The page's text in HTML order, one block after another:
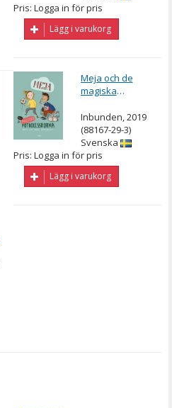
Pris: Logga in för pris
Lägg i varukorg
Meja och de
magiska
Inbunden, 2019
(88167-29-3)
Svenska
Pris: Logga in för pris
Lägg i varukorg